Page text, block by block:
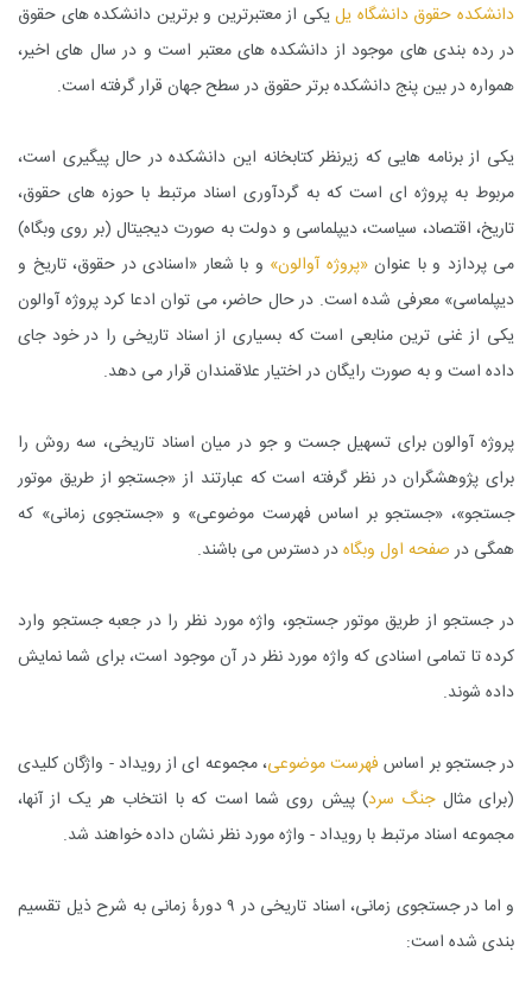
دانشکده حقوق دانشگاه یلیکی از معتبرترین و برترین دانشکده های حقوق
در رده بندی های موجود از دانشکده های معتبر است و در سال های اخیر،
همواره در بین پنج دانشکده برتر حقوق در سطح جهان قرار گرفته است.
یکی از برنامه هایی که زیرنظر کتابخانه این دانشکده در حال پیگیری است،
مربوط به پروژه ای است که به گردآوری اسناد مرتبط با حوزه های حقوق،
تاریخ، اقتصاد، سیاست، دیپلماسی و دولت به صورت دیجیتال (بر روی وبگاه)
می پردازد و با عنوان«پروژه آوالون» و با شعار «اسنادی در حقوق، تاریخ و
دیپلماسی» معرفی شده است. در حال حاضر، می توان ادعا کرد پروژه آوالون
یکی از غنی ترین منابعی است که بسیاری از اسناد تاریخی را در خود جای
داده است و به صورت رایگان در اختیار علاقمندان قرار می دهد.
پروژه آوالون برای تسهیل جست و جو در میان اسناد تاریخی، سه روش را
برای پژوهشگران در نظر گرفته است که عبارتند از «جستجو از طریق موتور
جستجو»، «جستجو بر اساس فهرست موضوعی» و «جستجوی زمانی» که
همگی درصفحه اول وبگاهدر دسترس می باشند.
در جستجو از طریق موتور جستجو، واژه مورد نظر را در جعبه جستجو وارد
کرده تا تمامی اسنادی که واژه مورد نظر در آن موجود است، برای شما نمایش
داده شوند.
در جستجو بر اساس فهرست موضوعی، مجموعه ای از رویداد - واژگان کلیدی
(برای مثالجنگ سرد) پیش روی شما است که با انتخاب هر یک از آنها،
مجموعه اسناد مرتبط با رویداد - واژه مورد نظر نشان داده خواهند شد.
و اما در جستجوی زمانی، اسناد تاریخی در ۹ دورۀ زمانی به شرح ذیل تقسیم
بندی شده است: